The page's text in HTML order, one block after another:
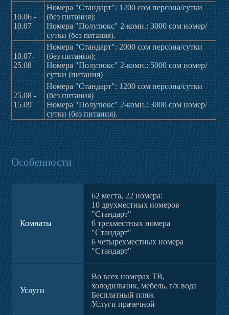
10.06 -
10.07
Номера "Стандарт": 1200 сом персона/сутки
(без питания);
Номера "Полулюкс" 2-комн.: 3000 сом номер/
сутки (без питания).
10.07-
25.08
Номера "Стандарт": 2000 сом персона/сутки
(без питания);
Номера "Полулюкс" 2-комн.: 5000 сом номер/
сутки (питания)
25.08 -
15.09
Номера "Стандарт": 1200 сом персона/сутки
(без питания)
Номера "Полулюкс" 2-комн.: 3000 сом номер/
сутки (без питания).
Особенности
Комнаты
62 места, 22 номера:
10 двухместных номеров
"Стандарт"
6 трехместных номера
"Стандарт"
6 четырехместных номера
"Стандарт"
Услуги
Во всех номерах ТВ,
холодильник, мебель, г/х вода
Бесплатный пляж
Услуги прачечной